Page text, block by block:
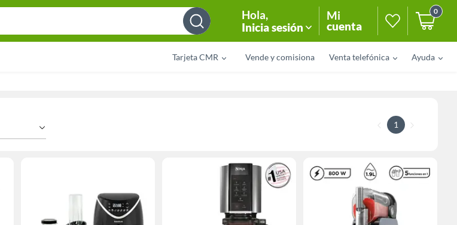
Bar
Hola,
Inicia sesión
Mi
cuenta
0
Tarjeta CMR Vende y comisiona Venta telefónica Ayuda
1